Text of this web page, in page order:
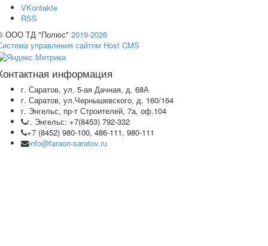
VKontakte
RSS
ООО ТД "Полюс" 2019-2026
управления сайтом Host CMS
информация
г. Саратов, ул. 5-ая Дачная, д. 68А
г. Саратов, ул.Чернышевского, д. 160/164
г. Энгельс, пр-т Строителей, 7а, оф.104
г. Энгельс: +7(8453) 792-332
+7 (8452) 980-100, 486-111, 980-111
info@faraon-saratov.ru